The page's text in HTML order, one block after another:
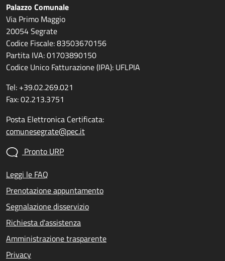
Palazzo Comunale
Via Primo Maggio
20054 Segrate
Codice Fiscale: 83503670156
Partita IVA: 01703890150
Codice Unico Fatturazione (IPA): UFLPIA
Tel: +39.02.269.021
Fax: 02.213.3751
Posta Elettronica Certificata:
comunesegrate@pec.it
Pronto URP
Leggi le FAQ
Prenotazione appuntamento
Segnalazione disservizio
Richiesta d'assistenza
Amministrazione trasparente
Privacy